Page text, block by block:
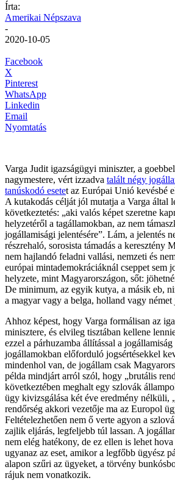
Írta:
Amerikai Népszava
-
2020-10-05
Facebook
X
Pinterest
WhatsApp
Linkedin
Email
Nyomtatás
Varga Judit igazságügyi miniszter, a
nagymestere, vért izzadva talált négy
tanúskodó esetet az Európai Unió kevésbé
A kutakodás célját jól mutatja a Varga által
következtetés: „aki valós képet szeretne
helyzetéről a tagállamokban, az nem
jogállamisági jelentésére”. Lám, a jelentés
részrehaló, sorosista támadás a keresztény
nem hajlandó feladni vallási, nemzeti és
európai mintademokráciáknál cseppet sem
helyzete, mint Magyarországon, sőt:
De minimum, az egyik kutya, a másik eb,
a magyar vagy a belga, holland vagy
Ahhoz képest, hogy Varga formálisan az
minisztere, és elvileg tisztában kellene
ezzel a párhuzamba állítással a jogállamiság
jogállamokban előforduló jogsértésekkel
mindenhol van, de jogállam csak
példa mindjárt arról szól, hogy „brutális
következtében meghalt egy szlovák
ügy kivizsgálása két éve eredmény nélküli,
rendőrség akkori vezetője ma az Europol
Feltételezhetően nem ő verte agyon a
zajlik eljárás, legfeljebb túl lassan. A
nem elég hatékony, de ez ellen is lehet
ugyanaz az eset, amikor a legfőbb ügyész
alapon szűri az ügyeket, a törvény
rájuk nem vonatkozik.